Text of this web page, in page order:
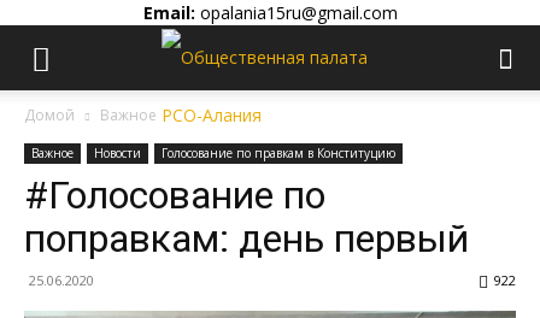
Email: opalania15ru@gmail.com
Домой Важное
Важное Новости Голосование по правкам в Конституцию
#Голосование по
поправкам: день первый
25.06.2020 922